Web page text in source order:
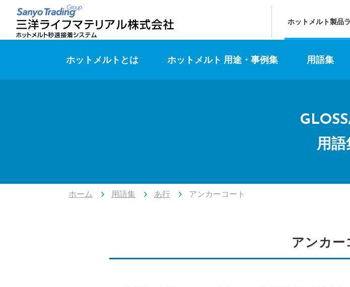
ホットメルト製品
ホットメルトとは ホットメルト 用途・事例集 用語集
用語
ホーム 用語集 あ行 アンカーコート
アンカー